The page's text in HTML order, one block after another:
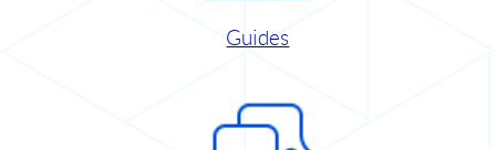
Guides